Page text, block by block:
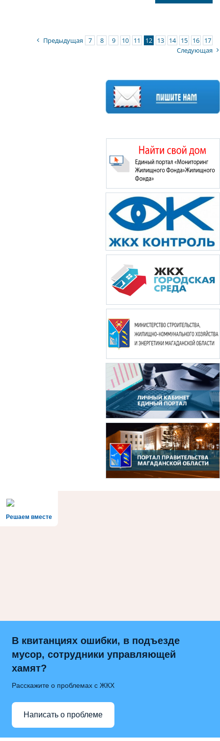
Предыдущая 7 8 9 10 11 12 13 14 15 16
17
Следующая
Решаем вместе
В квитанциях ошибки, в подъезде
мусор, сотрудники управляющей
хамят?
Расскажите о проблемах с ЖКХ
Написать о проблеме